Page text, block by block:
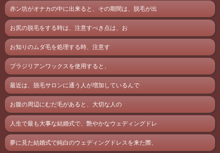
赤ン坊がオナカの中に出来ると、その期間は、脱毛が出
お尻の脱毛をする時は、注意すべき点は、お
お知りのムダ毛を処理する時、注意す
ブラジリアンワックスを使用すると、
最近は、脱毛サロンに通う人が増加しているんで
お腹の周辺にむだ毛があると、大切な人の
人生で最も大事な結婚式で、艶やかなウェディングドレ
夢に見た結婚式で純白のウェディングドレスを来た際、